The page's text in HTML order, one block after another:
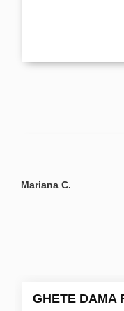
Mariana C.
GHETE DAMA